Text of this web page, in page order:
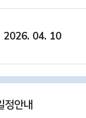
2026. 04. 10
정안내